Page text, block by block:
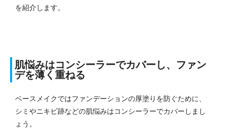
を紹介します。
肌悩みはコンシーラーでカバーし、ファン
デを薄く重ねる
ベースメイクではファンデーションの厚塗りを防ぐために、
シミやニキビ跡などの肌悩みはコンシーラーでカバーしまし
ょう。